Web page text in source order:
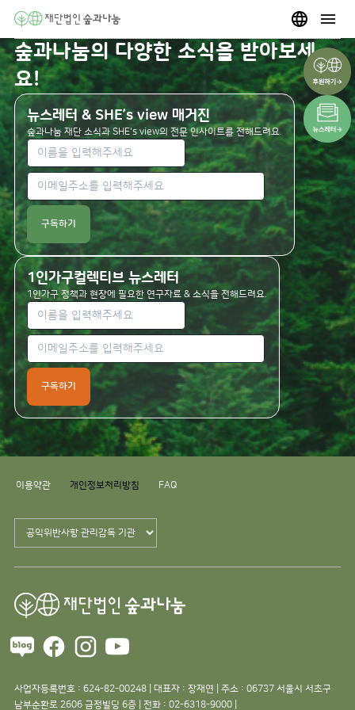
숲과나눔의 다양한 소식을 받아보세
요!
뉴스레터 & SHE’s view 매거진
숲과나눔 재단 소식과 SHE's view의 전문 인사이트를 전해드려요.
구독하기
1인가구컬렉티브 뉴스레터
1인가구 정책과 현장에 필요한 연구자료 & 소식을 전해드려요.
구독하기
이용약관 개인정보처리방침 FAQ
사업자등록번호 : 624-82-00248 | 대표자 : 장재연 | 주소 : 06737 서울시 서초구
남부순환로 2606 금정빌딩 6층 | 전화 : 02-6318-9000 |